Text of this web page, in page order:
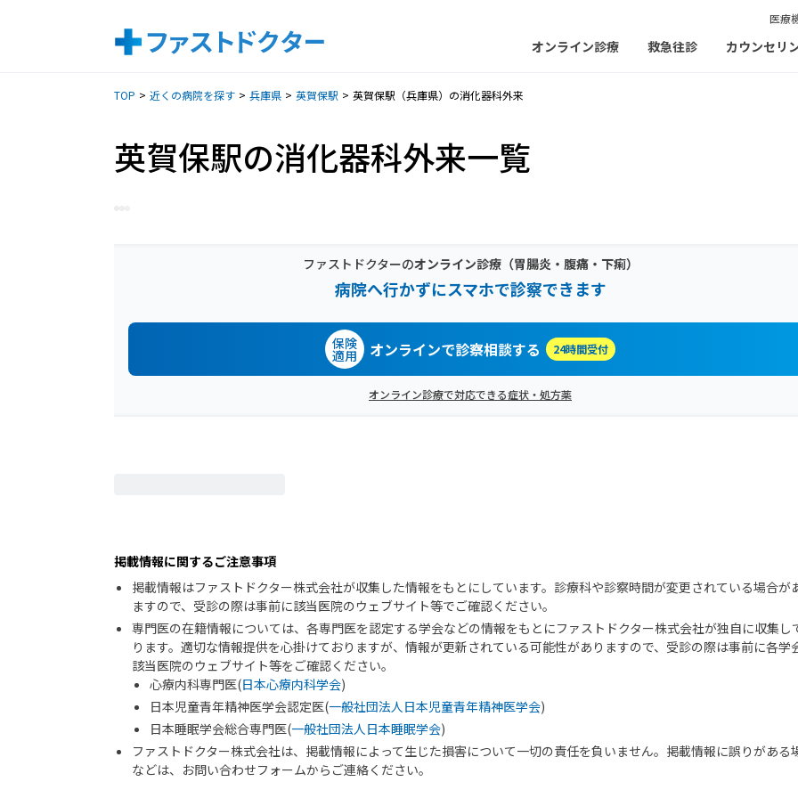
医療
オンライン診療 救急往診 カウンセリ
TOP 近くの病院を探す 兵庫県 英賀保駅 英賀保駅（兵庫県）の消化器科外来
英賀保駅の消化器科外来一覧
ファストドクターのオンライン診療（胃腸炎・腹痛・下痢）
病院へ行かずにスマホで診察できます
保険
適用 オンラインで診察相談する 24時間受付
オンライン診療で対応できる症状・処方薬
掲載情報に関するご注意事項
掲載情報はファストドクター株式会社が収集した情報をもとにしています。診療科や診察時間が変更されている場合が
ますので、受診の際は事前に該当医院のウェブサイト等でご確認ください。
専門医の在籍情報については、各専門医を認定する学会などの情報をもとにファストドクター株式会社が独自に収集し
ります。適切な情報提供を心掛けておりますが、情報が更新されている可能性がありますので、受診の際は事前に各学
該当医院のウェブサイト等をご確認ください。
心療内科専門医(日本心療内科学会)
日本児童青年精神医学会認定医(一般社団法人日本児童青年精神医学会)
日本睡眠学会総合専門医(一般社団法人日本睡眠学会)
ファストドクター株式会社は、掲載情報によって生じた損害について一切の責任を負いません。掲載情報に誤りがある
などは、お問い合わせフォームからご連絡ください。